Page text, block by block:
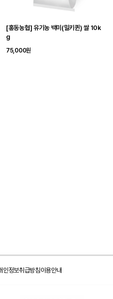
[홍동농협] 유기농 백미(밀키퀸) 쌀 10k
g
75,000원
인정보취급방침이용안내